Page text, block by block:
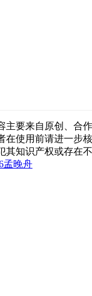
主要来自原创、合
在使用前请进一步
其知识产权或存在
孟晚舟